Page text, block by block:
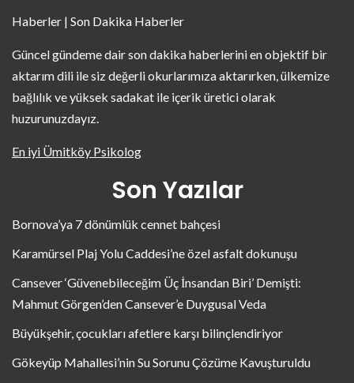
Haberler | Son Dakika Haberler
Güncel gündeme dair son dakika haberlerini en objektif bir
aktarım dili ile siz değerli okurlarımıza aktarırken, ülkemize
bağlılık ve yüksek sadakat ile içerik üretici olarak
huzurunuzdayız.
En iyi Ümitköy Psikolog
Son Yazılar
Bornova’ya 7 dönümlük cennet bahçesi
Karamürsel Plaj Yolu Caddesi’ne özel asfalt dokunuşu
Cansever ‘Güvenebileceğim Üç İnsandan Biri’ Demişti:
Mahmut Görgen’den Cansever’e Duygusal Veda
Büyükşehir, çocukları afetlere karşı bilinçlendiriyor
Gökeyüp Mahallesi’nin Su Sorunu Çözüme Kavuşturuldu